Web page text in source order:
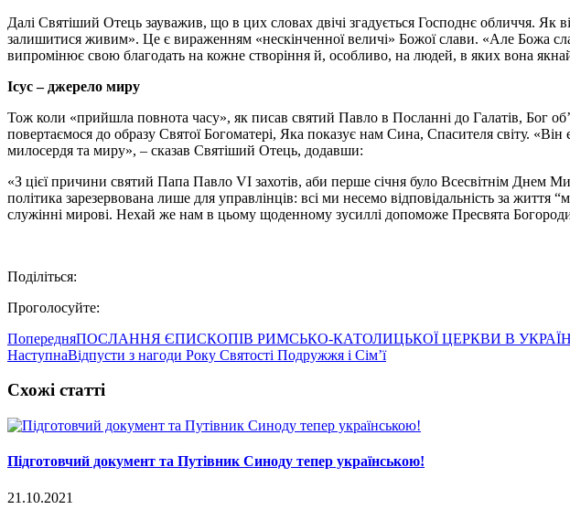
Далі Святіший Отець зауважив, що в цих словах двічі згадується Господнє обличчя.
залишитися живим». Це є вираженням «нескінченної величі» Божої слави. «Але Божа
випромінює свою благодать на кожне створіння й, особливо, на людей, в яких вона
Ісус – джерело миру
Тож коли «прийшла повнота часу», як писав святий Павло в Посланні до Галатів, Бог
повертаємося до образу Святої Богоматері, Яка показує нам Сина, Спасителя світу.
милосердя та миру», – сказав Святіший Отець, додавши:
«З цієї причини святий Папа Павло VI захотів, аби перше січня було Всесвітнім Днем
політика зарезервована лише для управлінців: всі ми несемо відповідальність за
служінні мирові. Нехай же нам в цьому щоденному зусиллі допоможе Пресвята
Поділіться:
Проголосуйте:
ПопередняПОСЛАННЯ ЄПИСКОПІВ РИМСЬКО-КАТОЛИЦЬКОЇ ЦЕРКВИ В
НаступнаВідпусти з нагоди Року Святості Подружжя і Сім’ї
Схожі статті
Підготовчий документ та Путівник Синоду тепер українською!
21.10.2021